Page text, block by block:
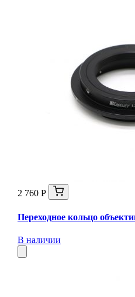
2 760 Р
Переходное кольцо
В наличии